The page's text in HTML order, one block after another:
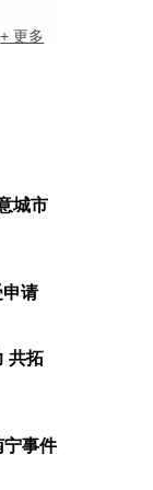
+ 更多
城市
请
共拓
宁事件